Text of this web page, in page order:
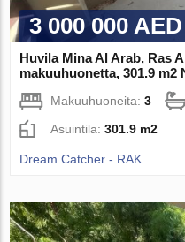
3 000 000 AED
Huvila Mina Al Arab, Ras
makuuhuonetta, 301.9 m2
Makuuhuoneita:3
Asuintila:301.9 m2
Dream Catcher - RAK